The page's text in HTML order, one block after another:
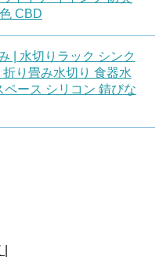
CBD
| 水切りラック シンク
折り畳み水切り 食器水
ース シリコン 錆びな